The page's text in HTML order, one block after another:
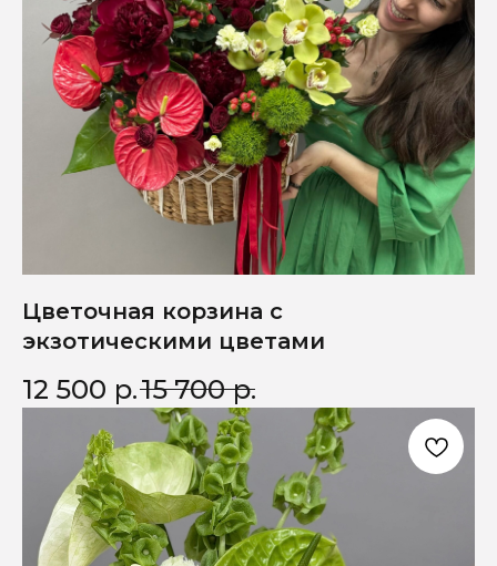
Цветочная корзина с
экзотическими цветами
12 500 р.15 700 р.